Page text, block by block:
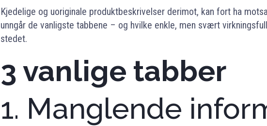
Kjedelige og uoriginale produktbeskrivelser derimot, kan fort ha
unngår de vanligste tabbene – og hvilke enkle, men svært
stedet.
3 vanlige tabber
1. Manglende